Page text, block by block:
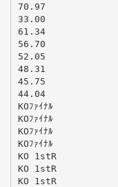
70.97
33.00
61.34
56.70
52.05
48.31
45.75
44.04
KOﾌｧｲﾅﾙ
KOﾌｧｲﾅﾙ
KOﾌｧｲﾅﾙ
KOﾌｧｲﾅﾙ
KO 1stR
KO 1stR
KO 1stR